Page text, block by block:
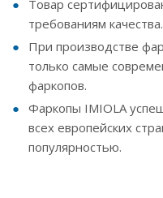
Товар
требованиям качества.
При производстве
только самые
фаркопов.
Фаркопы IMIOLA
всех европейских
популярностью.